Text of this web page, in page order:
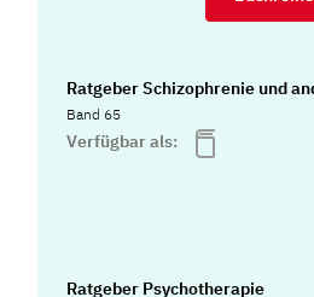
Ratgeber Schizophrenie und
Band 65
Verfügbar als:
Ratgeber Psychotherapie